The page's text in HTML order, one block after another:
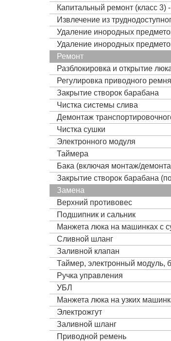
Капитальный ремонт (класс 3)
Извлечение из
Удаление инородных
Удаление инородных
Ремонт
Разблокировка и открытие
Регулировка приводного ремня
Закрытие створок барабана
Чистка системы слива
Демонтаж
Чистка сушки
Электронного модуля
Таймера
Бака (включая монтаж/
Закрытие створок барабана
Замена
Верхний противовес
Подшипник и сальник
Манжета люка на машинках с
Сливной шланг
Заливной клапан
Таймер, электронный модуль,
Ручка управления
УБЛ
Манжета люка на узких
Электрожгут
Заливной шланг
Приводной ремень